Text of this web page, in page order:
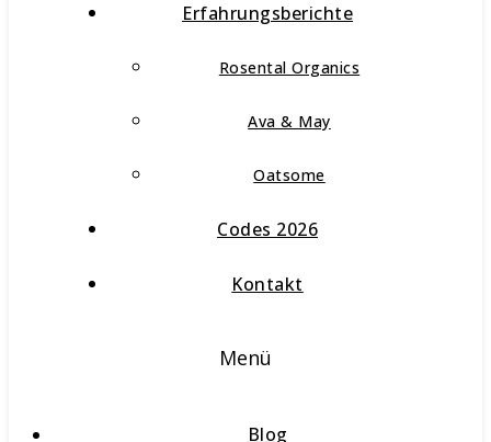
Erfahrungsberichte
Rosental Organics
Ava & May
Oatsome
Codes 2026
Kontakt
Menü
Blog